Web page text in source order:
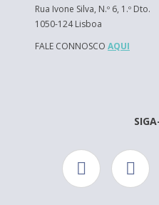
Rua Ivone Silva, N.º 6, 1.º Dto.
1050-124 Lisboa
FALE CONNOSCO AQUI